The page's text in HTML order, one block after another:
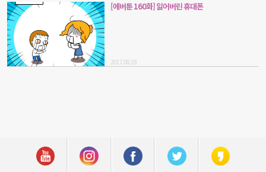
[에버툰 160화] 잃어버린 휴대폰
2017.08.18